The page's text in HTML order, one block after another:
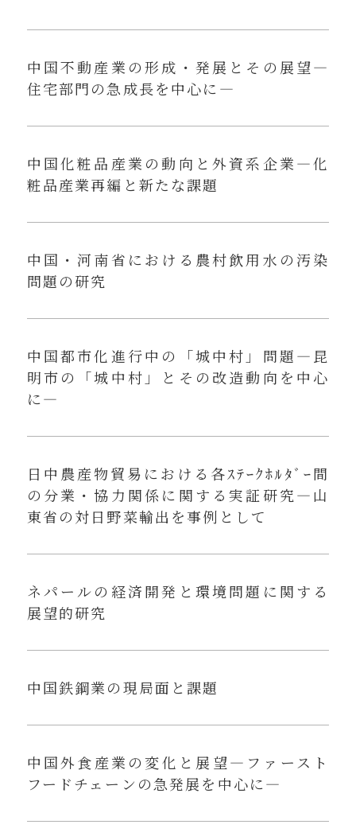
中国不動産業の形成・発展とその展望—
住宅部門の急成長を中心に—
中国化粧品産業の動向と外資系企業—化
粧品産業再編と新たな課題
中国・河南省における農村飲用水の汚染
問題の研究
中国都市化進行中の「城中村」問題—昆
明市の「城中村」とその改造動向を中心
に—
日中農産物貿易における各ｽﾃｰｸﾎﾙﾀﾞｰ間
の分業・協力関係に関する実証研究—山
東省の対日野菜輸出を事例として
ネパールの経済開発と環境問題に関する
展望的研究
中国鉄鋼業の現局面と課題
中国外食産業の変化と展望—ファースト
フードチェーンの急発展を中心に—